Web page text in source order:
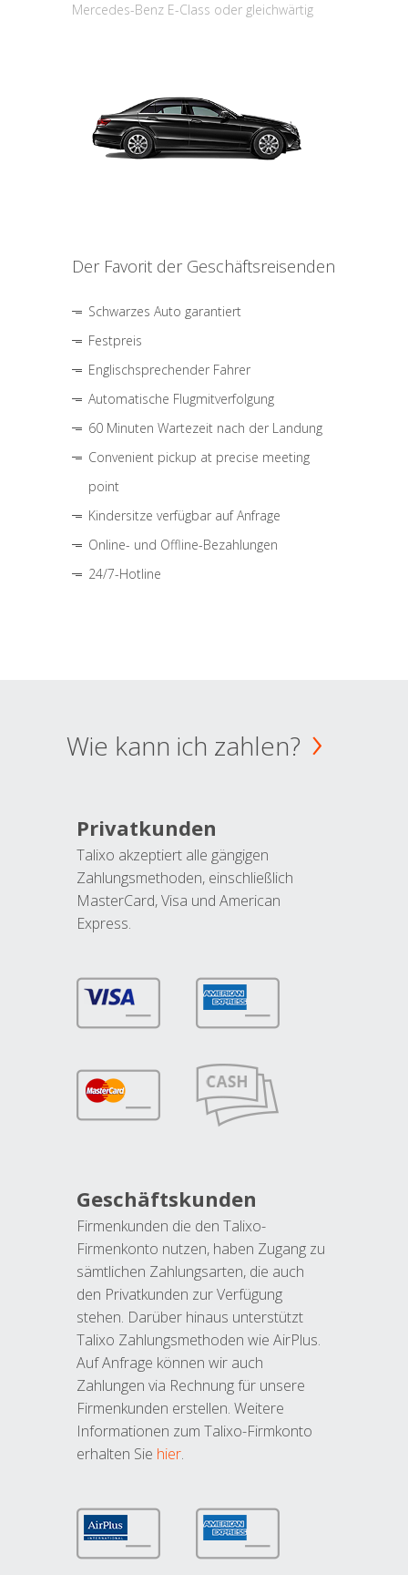
Mercedes-Benz E-Class oder gleichwärtig
Der Favorit der Geschäftsreisenden
Schwarzes Auto garantiert
Festpreis
Englischsprechender Fahrer
Automatische Flugmitverfolgung
60 Minuten Wartezeit nach der Landung
Convenient pickup at precise meeting
point
Kindersitze verfügbar auf Anfrage
Online- und Offline-Bezahlungen
24/7-Hotline
Wie kann ich zahlen?
Privatkunden
Talixo akzeptiert alle gängigen
Zahlungsmethoden, einschließlich
MasterCard, Visa und American
Express.
Geschäftskunden
Firmenkunden die den Talixo-
Firmenkonto nutzen, haben Zugang zu
sämtlichen Zahlungsarten, die auch
den Privatkunden zur Verfügung
stehen. Darüber hinaus unterstützt
Talixo Zahlungsmethoden wie AirPlus.
Auf Anfrage können wir auch
Zahlungen via Rechnung für unsere
Firmenkunden erstellen. Weitere
Informationen zum Talixo-Firmkonto
erhalten Sie hier.